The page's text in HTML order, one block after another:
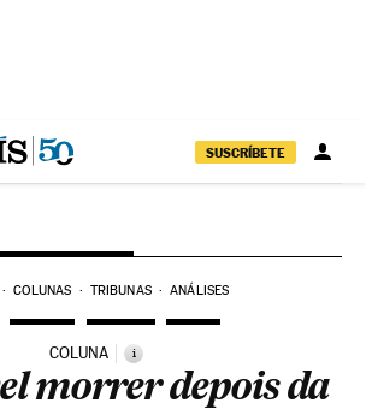
SUSCRÍBETE
COLUNAS TRIBUNAS ANÁLISES
COLUNA i
morrer depois da